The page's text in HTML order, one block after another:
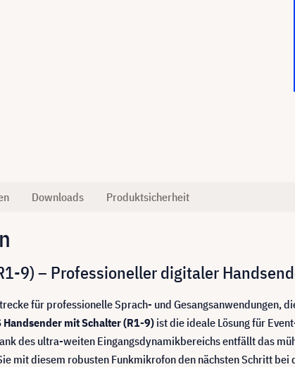
Downloads Produktsicherheit
9) – Professioneller digitaler
für professionelle Sprach- und Gesangsanwendungen,
Handsender mit Schalter (R1-9) ist die ideale Lösung für
des ultra-weiten Eingangsdynamikbereichs entfällt das
mit diesem robusten Funkmikrofon den nächsten Schritt